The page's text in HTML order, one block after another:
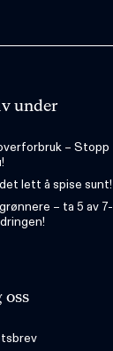
under
– Stopp
lett å spise sunt!
– ta 5 av 7-
oss